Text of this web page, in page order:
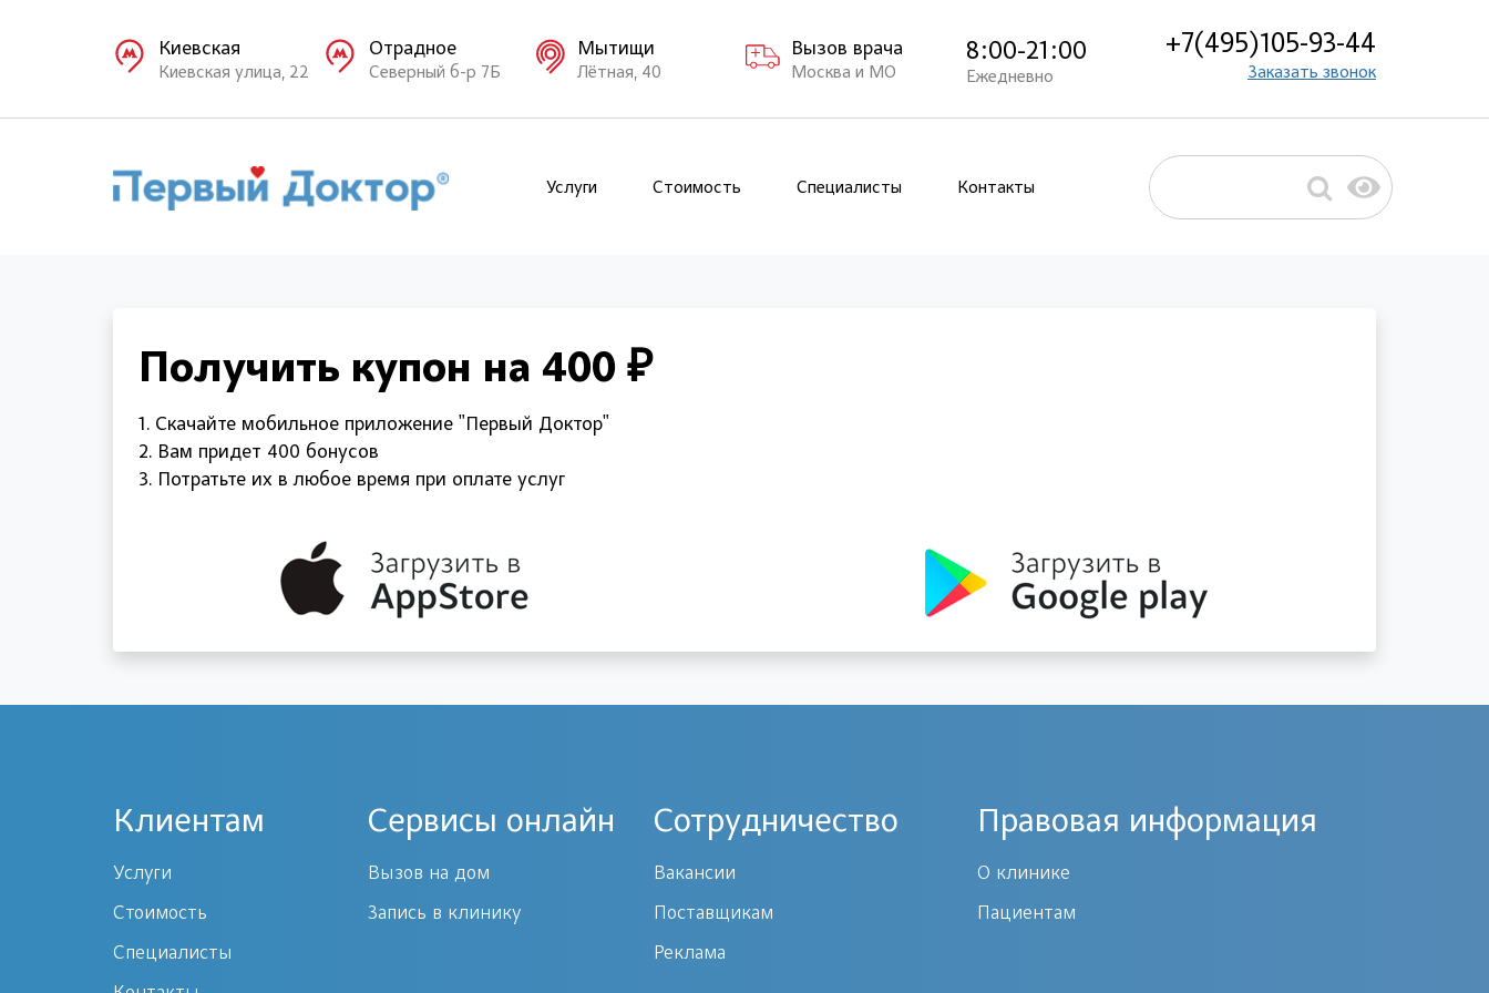
Киевская
Киевская улица, 22
Отрадное
Северный б-р 7Б
Мытищи
Лётная, 40
Вызов врача
Москва и МО
8:00-21:00
Ежедневно
+7(495)105-93-44
Заказать звонок
Услуги Стоимость Специалисты Контакты
Получить купон на 400 ₽
1. Скачайте мобильное приложение "Первый Доктор"
2. Вам придет 400 бонусов
3. Потратьте их в любое время при оплате услуг
Клиентам
Услуги
Стоимость
Специалисты
Сервисы онлайн
Вызов на дом
Запись в клинику
Сотрудничество
Вакансии
Поставщикам
Реклама
Правовая информация
О клинике
Пациентам